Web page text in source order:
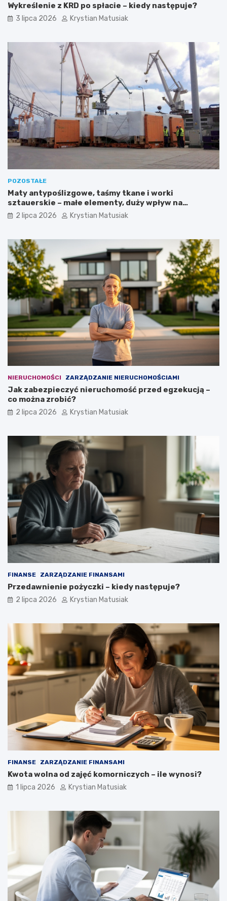
Wykreślenie z KRD po spłacie – kiedy następuje?
3 lipca 2026 Krystian Matusiak
POZOSTAŁE
Maty antypoślizgowe, taśmy tkane i worki
sztauerskie – małe elementy, duży wpływ na
bezpieczeństwo ładunku
2 lipca 2026 Krystian Matusiak
NIERUCHOMOŚCI ZARZĄDZANIE NIERUCHOMOŚCIAMI
Jak zabezpieczyć nieruchomość przed egzekucją –
co można zrobić?
2 lipca 2026 Krystian Matusiak
FINANSE ZARZĄDZANIE FINANSAMI
Przedawnienie pożyczki – kiedy następuje?
2 lipca 2026 Krystian Matusiak
FINANSE ZARZĄDZANIE FINANSAMI
Kwota wolna od zajęć komorniczych – ile wynosi?
1 lipca 2026 Krystian Matusiak